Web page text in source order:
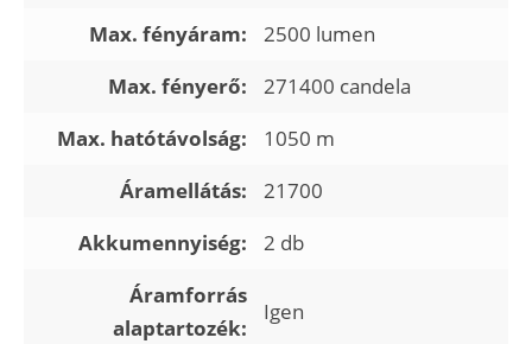
Max. fényáram:
2500 lumen
Max. fényerő:
271400 candela
Max. hatótávolság:
1050 m
Áramellátás:
21700
Akkumennyiség:
2 db
Áramforrás
alaptartozék:
Igen